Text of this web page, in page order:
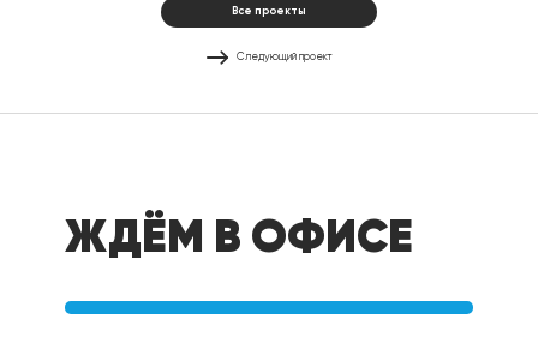
Все проекты
Следующий проект
ЖДЁМ В ОФИСЕ